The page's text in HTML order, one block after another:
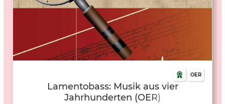
OER
Lamentobass: Musik aus vier
Jahrhunderten (OER)